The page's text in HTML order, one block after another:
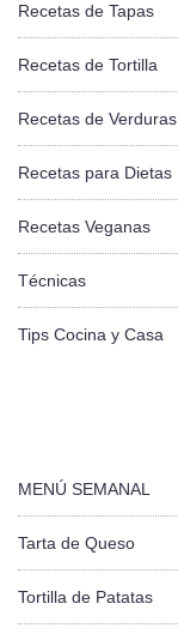
Recetas de Tapas
Recetas de Tortilla
Recetas de Verduras
Recetas para Dietas
Recetas Veganas
Técnicas
Tips Cocina y Casa
MENÚ SEMANAL
Tarta de Queso
Tortilla de Patatas